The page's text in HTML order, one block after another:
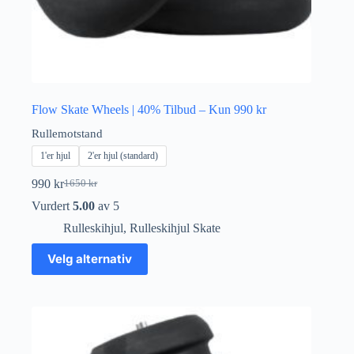
Flow Skate Wheels | 40% Tilbud – Kun 990 kr
Rullemotstand
1'er hjul 2'er hjul (standard)
1650kr
Opprinnelig
pris
1650 kr.
990 krNåværende
pris
990 kr.
Vurdert 5.00 av 5
Rulleskihjul, Rulleskihjul Skate
Velg alternativ
Dette
produktet
har